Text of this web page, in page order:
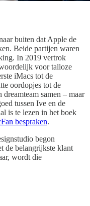
buiten dat Apple de
Beide partijen waren
In 2019 vertrok
voor talloze
iMacs tot de
oordopjes tot de
samen – maar
tussen Ive en de
is te lezen in het boek
bespraken.
begon
de belangrijkste klant
wordt die